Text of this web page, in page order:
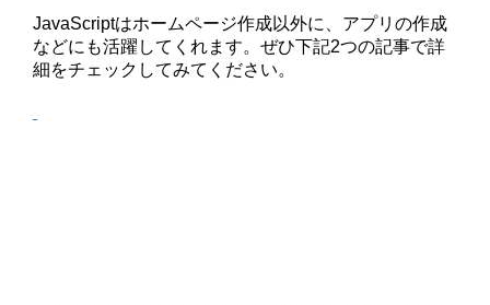
JavaScriptはホームページ作成以外に、アプリの作成
などにも活躍してくれます。ぜひ下記2つの記事で詳
細をチェックしてみてください。